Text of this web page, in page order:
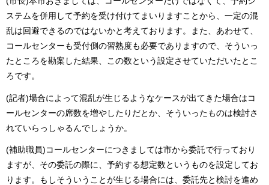
ステムを併用して予約を受け付けてまいりますことから、一定の混
乱は回避できるのではないかと考えております。また、あわせて、
コールセンターも受付側の習熟度も必要でありますので、そういっ
たところを勘案した結果、この数という設定させていただいたとこ
ろです。
(記者)場合によって混乱が生じるようなケースが出てきた場合はコ
ールセンターの席数を増やしたりだとか、そういったものは検討さ
れていらっしゃるんでしょうか。
(補助職員)コールセンターにつきましては市から委託で行っており
ますが、その委託の際に、予約する想定数というものを設定してお
ります。もしそういうことが生じる場合には、委託先と検討を進め